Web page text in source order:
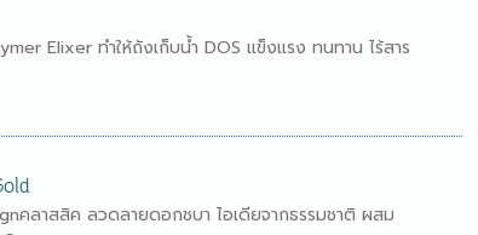
Elixer ทำให้ถังเก็บน้ำ DOS แข็งแรง ทนทาน ไร้สาร
คลาสสิค ลวดลายดอกชบา ไอเดียจากธรรมชาติ ผสม